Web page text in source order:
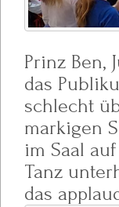
Prinz Ben,
das
schlecht
markigen
im Saal
Tanz
das